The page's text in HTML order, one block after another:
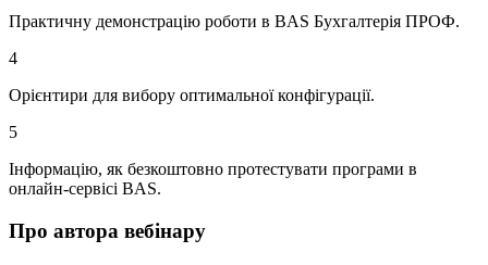
Практичну демонстрацію роботи в BAS Бухгалтерія ПРОФ.
4
Орієнтири для вибору оптимальної конфігурації.
5
Інформацію, як безкоштовно протестувати програми в
онлайн-сервісі BAS.
Про автора вебінару